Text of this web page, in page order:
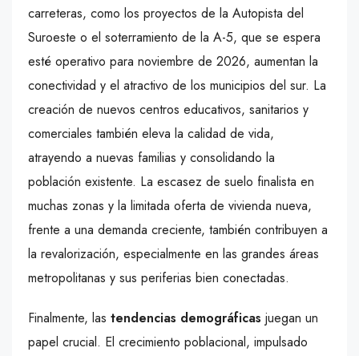
carreteras, como los proyectos de la Autopista del
Suroeste o el soterramiento de la A-5, que se espera
esté operativo para noviembre de 2026, aumentan la
conectividad y el atractivo de los municipios del sur. La
creación de nuevos centros educativos, sanitarios y
comerciales también eleva la calidad de vida,
atrayendo a nuevas familias y consolidando la
población existente. La escasez de suelo finalista en
muchas zonas y la limitada oferta de vivienda nueva,
frente a una demanda creciente, también contribuyen a
la revalorización, especialmente en las grandes áreas
metropolitanas y sus periferias bien conectadas.
Finalmente, las tendencias demográficas juegan un
papel crucial. El crecimiento poblacional, impulsado